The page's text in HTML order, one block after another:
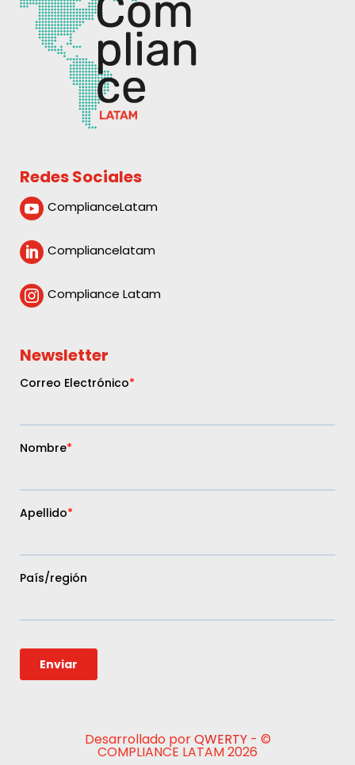
Redes Sociales
 ComplianceLatam
 Compliancelatam
 Compliance Latam
Newsletter
Desarrollado porQWERTY- ©
COMPLIANCE LATAM 2026